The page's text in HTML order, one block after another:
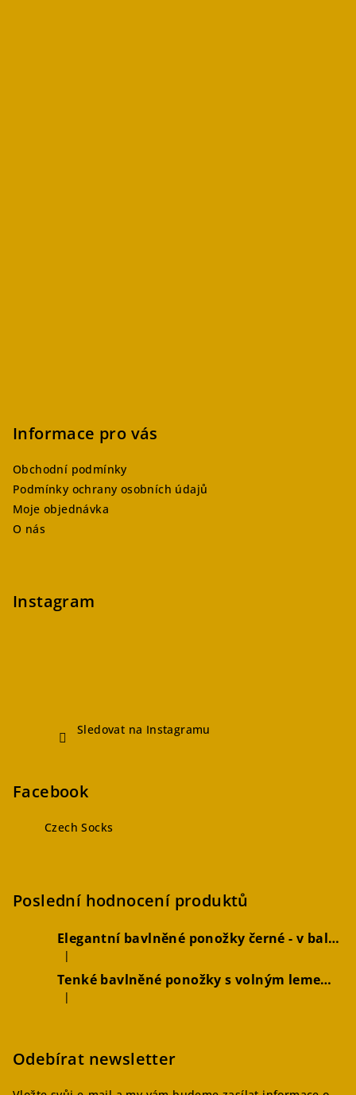
Informace pro vás
Obchodní podmínky
Podmínky ochrany osobních údajů
Moje objednávka
O nás
Instagram
Sledovat na Instagramu
Facebook
Czech Socks
Poslední hodnocení produktů
Elegantní bavlněné ponožky černé - v balení 2 párů
Hodnocení produktu je 5 z 5 hvězdiček.
|
Tenké bavlněné ponožky s volným lemem hořčicové, 2 páry
Hodnocení produktu je 4 z 5 hvězdiček.
|
Odebírat newsletter